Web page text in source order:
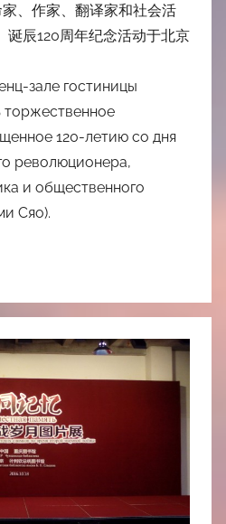
、作家、翻译家和社会活
辰120周年纪念活动于北京
зале гостиницы
торжественное
120-летию со дня
революционера,
и общественного
Сяо).